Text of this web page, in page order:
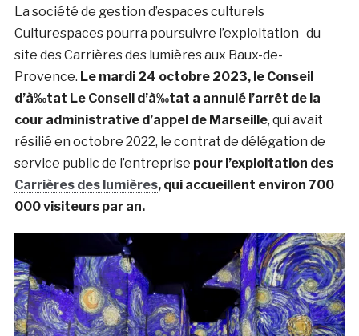
La société de gestion d’espaces culturels
Culturespaces pourra poursuivre l’exploitation du
site des Carrières des lumières aux Baux-de-
Provence. Le mardi 24 octobre 2023, le Conseil
d’à‰tat Le Conseil d’à‰tat a annulé l’arrêt de la
cour administrative d’appel de Marseille, qui avait
résilié en octobre 2022, le contrat de délégation de
service public de l’entreprise pour l’exploitation des
Carrières des lumières, qui accueillent environ 700
000 visiteurs par an.